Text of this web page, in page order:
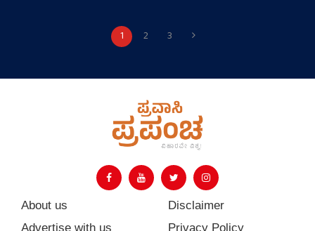
1 2 3
About us
Advertise with us
Disclaimer
Privacy Policy